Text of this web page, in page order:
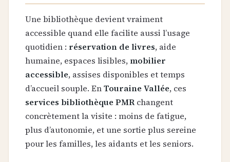
Une bibliothèque devient vraiment
accessible quand elle facilite aussi l’usage
quotidien : réservation de livres, aide
humaine, espaces lisibles, mobilier
accessible, assises disponibles et temps
d’accueil souple. EnTouraine Vallée, ces
services bibliothèque PMRchangent
concrètement la visite : moins de fatigue,
plus d’autonomie, et une sortie plus sereine
pour les familles, les aidants et les seniors.